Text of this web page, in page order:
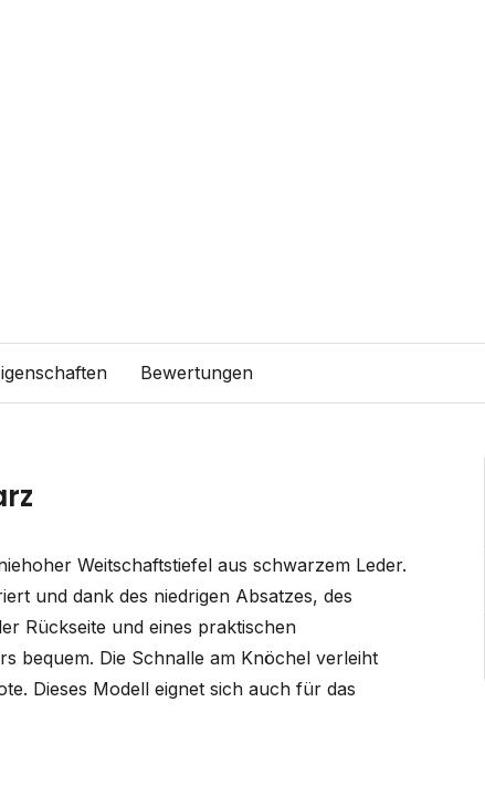
Bewertungen
Weitschaftstiefel aus schwarzem Leder.
und dank des niedrigen Absatzes, des
Rückseite und eines praktischen
bequem. Die Schnalle am Knöchel verleiht
Dieses Modell eignet sich auch für das